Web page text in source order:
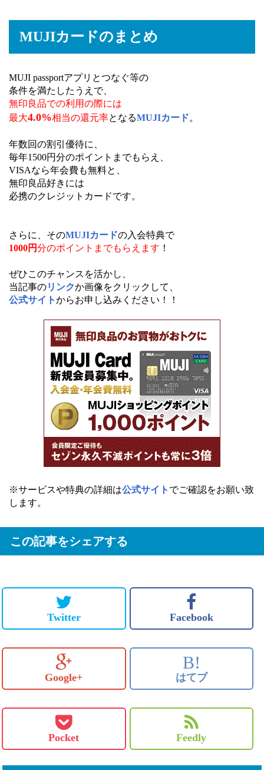
MUJIカードのまとめ
MUJI passportアプリとつなぐ等の
条件を満たしたうえで、
無印良品での利用の際には
最大4.0%相当の還元率となるMUJIカード。
年数回の割引優待に、
毎年1500円分のポイントまでもらえ、
VISAなら年会費も無料と、
無印良品好きには
必携のクレジットカードです。
さらに、そのMUJIカードの入会特典で
1000円分のポイントまでもらえます ！
ぜひこのチャンスを活かし、
当記事のリンクか画像をクリックして、
公式サイトからお申し込みください！！
※サービスや特典の詳細は公式サイト でご確認をお願い致
します。
この記事をシェアする
Twitter Facebook
Google+
B!
はてブ
Pocket Feedly